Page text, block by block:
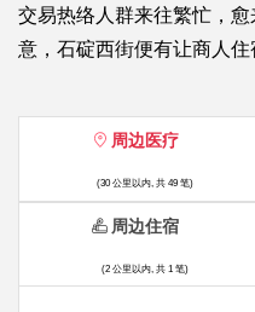
交易热络人群来往繁忙，
意，石碇西街便有让商人住
周边医疗
(30 公里以内, 共 49 笔)
周边住宿
(2 公里以内, 共 1 笔)